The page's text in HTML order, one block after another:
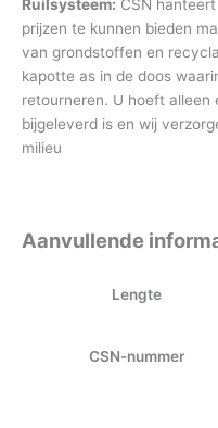
Ruilsysteem: CSN
prijzen te kunnen bieden
van grondstoffen en
kapotte as in de doos
retourneren. U hoeft alleen
bijgeleverd is en wij
milieu
Aanvullende
Lengte
CSN-nummer